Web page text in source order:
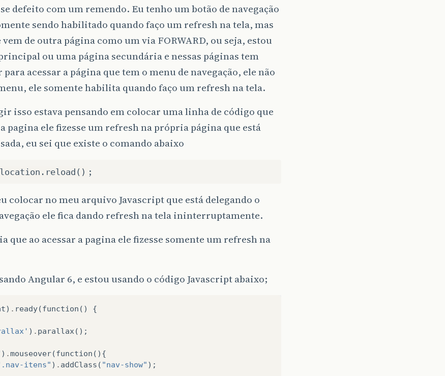
defeito com um remendo. Eu tenho um botão de navegação
sendo habilitado quando faço um refresh na tela, mas
vem de outra página como um via FORWARD, ou seja, estou
ou uma página secundária e nessas páginas tem
acessar a página que tem o menu de navegação, ele não
ele somente habilita quando faço um refresh na tela.
isso estava pensando em colocar uma linha de código que
pagina ele fizesse um refresh na própria página que está
eu sei que existe o comando abaixo
;
colocar no meu arquivo Javascript que está delegando o
ele fica dando refresh na tela ininterruptamente.
que ao acessar a pagina ele fizesse somente um refresh na
Angular 6, e estou usando o código Javascript abaixo;
) . ready(function () {
) . parallax ();
) .mouseover(function (){
itens" ) . addClass ( "nav-show" );